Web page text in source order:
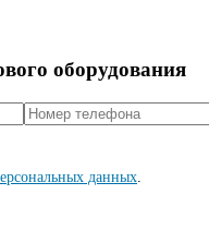
оборудования
данных